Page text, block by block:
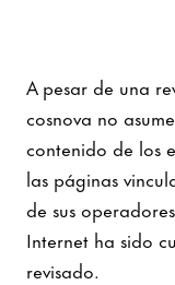
A pesar de una
cosnova no
contenido de los
las páginas
de sus
Internet ha sido
revisado.